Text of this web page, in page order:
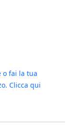
o fai la tua
Clicca qui